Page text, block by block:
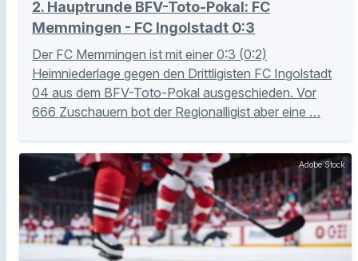
2. Hauptrunde BFV-Toto-Pokal: FC
Memmingen - FC Ingolstadt 0:3
Der FC Memmingen ist mit einer 0:3 (0:2)
Heimniederlage gegen den Drittligisten FC Ingolstadt
04 aus dem BFV-Toto-Pokal ausgeschieden. Vor
666 Zuschauern bot der Regionalligist aber eine …
Adobe Stock